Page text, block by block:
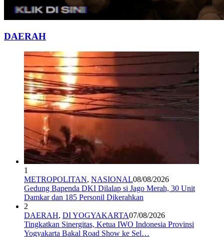
DAERAH
1
METROPOLITAN, NASIONAL08/08/2026
Gedung Bapenda DKI Dilalap si Jago Merah, 30 Unit
Damkar dan 185 Personil Dikerahkan
2
DAERAH, DI YOGYAKARTA07/08/2026
Tingkatkan Sinergitas, Ketua IWO Indonesia Provinsi
Yogyakarta Bakal Road Show ke Sel…